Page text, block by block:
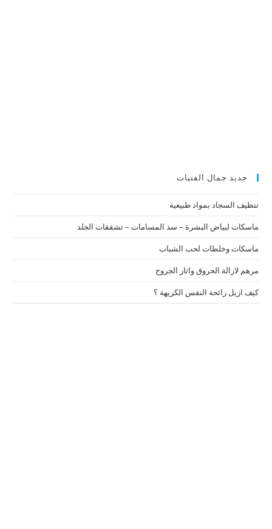
جديد جمال الفتيات
تنظيف السجاد بمواد طبيعية
ماسكات لبياض البشرة – سد المسامات – تشققات الجلد
ماسكات وخلطات لحب الشباب
مرهم لازالة الحروق واثار الجروح
كيف ازيل رائحة النفس الكريهة ؟